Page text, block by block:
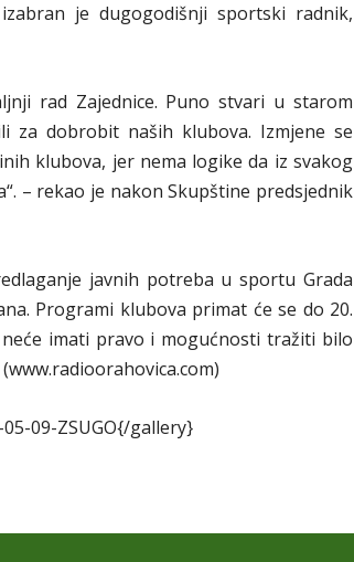
je dugogodišnji sportski radnik,
rad Zajednice. Puno stvari u starom
za dobrobit naših klubova. Izmjene se
klubova, jer nema logike da iz svakog
– rekao je nakon Skupštine predsjednik
javnih potreba u sportu Grada
Programi klubova primat će se do 20.
imati pravo i mogućnosti tražiti bilo
09-ZSUGO{/gallery}